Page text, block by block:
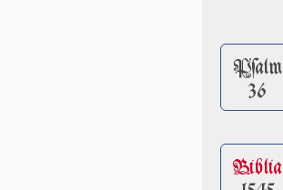
Pſalm
36
Biblia